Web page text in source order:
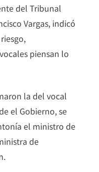
del Tribunal
Vargas, indicó
piensan lo
la del vocal
el Gobierno, se
el ministro de
de